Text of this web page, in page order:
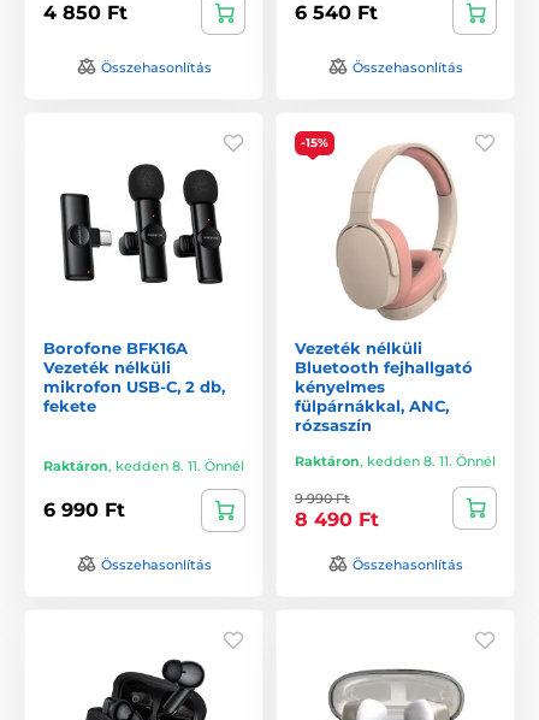
4 850 Ft
Összehasonlítás
6 540 Ft
Összehasonlítás
Borofone BFK16A
Vezeték nélküli
mikrofon USB-C, 2 db,
fekete
Raktáron, kedden 8. 11. Önnél
6 990 Ft
Összehasonlítás
-15%
Vezeték nélküli
Bluetooth fejhallgató
kényelmes
fülpárnákkal, ANC,
rózsaszín
Raktáron, kedden 8. 11. Önnél
9 990 Ft
8 490 Ft
Összehasonlítás